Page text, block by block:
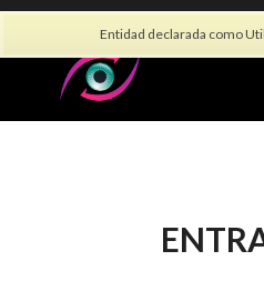
Entidad declarada como